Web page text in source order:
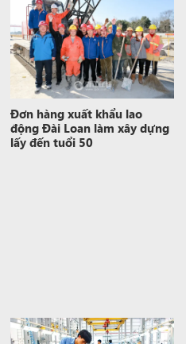
Đơn hàng xuất khẩu lao
động Đài Loan làm xây dựng
lấy đến tuổi 50